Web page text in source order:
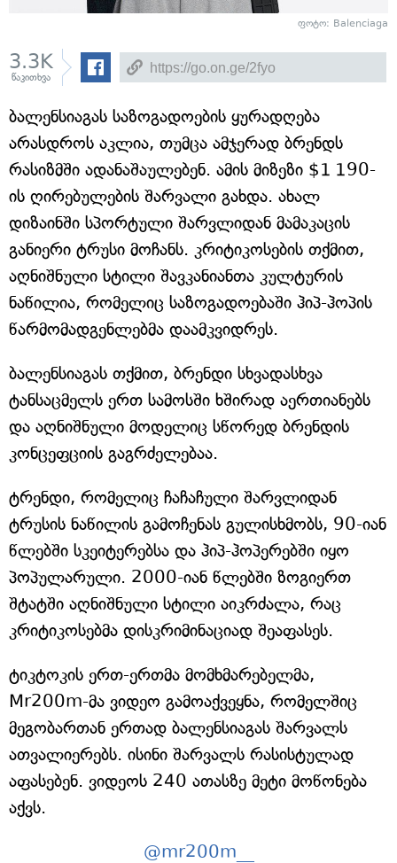
ფოტო: Balenciaga
3.3K
წაკითხვა
ბალენსიაგას საზოგადოების ყურადღება
არასდროს აკლია, თუმცა ამჯერად ბრენდს
რასიზმში ადანაშაულებენ. ამის მიზეზი $1 190-
ის ღირებულების შარვალი გახდა. ახალ
დიზაინში სპორტული შარვლიდან მამაკაცის
განიერი ტრუსი მოჩანს. კრიტიკოსების თქმით,
აღნიშნული სტილი შავკანიანთა კულტურის
ნაწილია, რომელიც საზოგადოებაში ჰიპ-ჰოპის
წარმომადგენლებმა დაამკვიდრეს.
ბალენსიაგას თქმით, ბრენდი სხვადასხვა
ტანსაცმელს ერთ სამოსში ხშირად აერთიანებს
და აღნიშნული მოდელიც სწორედ ბრენდის
კონცეფციის გაგრძელებაა.
ტრენდი, რომელიც ჩაჩაჩული შარვლიდან
ტრუსის ნაწილის გამოჩენას გულისხმობს, 90-იან
წლებში სკეიტერებსა და ჰიპ-ჰოპერებში იყო
პოპულარული. 2000-იან წლებში ზოგიერთ
შტატში აღნიშნული სტილი აიკრძალა, რაც
კრიტიკოსებმა დისკრიმინაციად შეაფასეს.
ტიკტოკის ერთ-ერთმა მომხმარებელმა,
Mr200m-მა ვიდეო გამოაქვეყნა, რომელშიც
მეგობართან ერთად ბალენსიაგას შარვალს
ათვალიერებს. ისინი შარვალს რასისტულად
აფასებენ. ვიდეოს 240 ათასზე მეტი მოწონება
აქვს.
@mr200m__